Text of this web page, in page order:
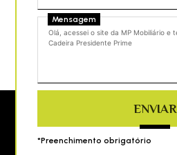
Mensagem
ENVIAR
*Preenchimento obrigatório